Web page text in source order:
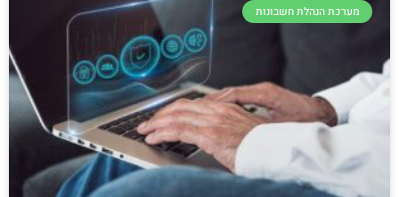
מערכת הנהלת חשבונות